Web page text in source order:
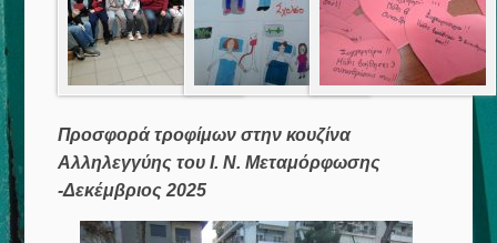
Προσφορά τροφίμων στην κουζίνα
Αλληλεγγύης του Ι. Ν. Μεταμόρφωσης
-Δεκέμβριος 2025